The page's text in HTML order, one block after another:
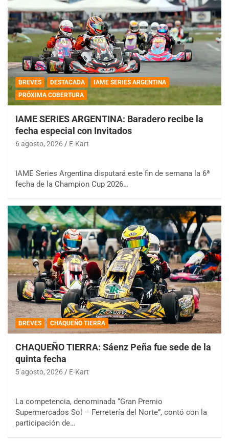
BREVES DESTACADA
IAME SERIES ARGENTINA
PRÓXIMA COBERTURA
IAME SERIES ARGENTINA: Baradero recibe la
fecha especial con Invitados
6 agosto, 2026 E-Kart
IAME Series Argentina disputará este fin de semana la 6ª
fecha de la Champion Cup 2026…
BREVES CHAQUEÑO TIERRA
CHAQUEÑO TIERRA: Sáenz Peña fue sede de la
quinta fecha
5 agosto, 2026 E-Kart
La competencia, denominada “Gran Premio
Supermercados Sol – Ferretería del Norte”, contó con la
participación de…